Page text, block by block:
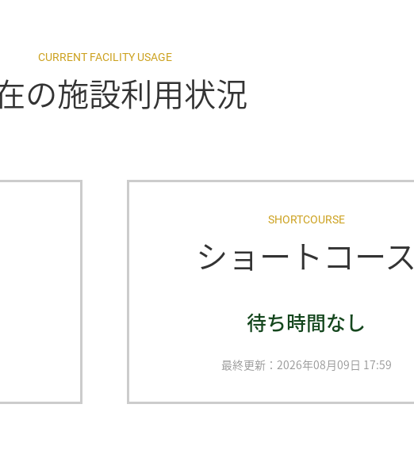
CURRENT FACILITY USAGE
の施設利用状況
SHORTCOURSE
ショートコース
待ち時間なし
最終更新：2026年08月09日 17:59